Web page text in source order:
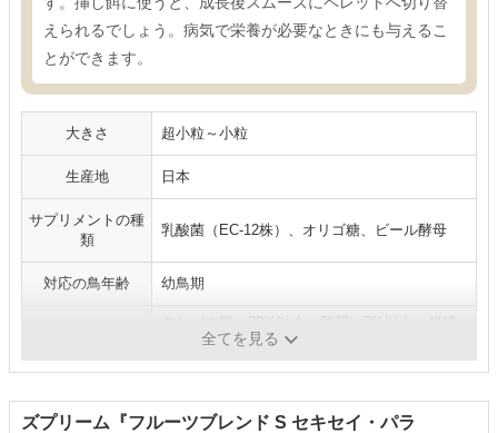
えられるでしょう。病気で栄養が必要なときにも与えるこ
とができます。
大きさ 超小粒～小粒
生産地 日本
サプリメントの種
類
乳酸菌（EC-12株）、オリゴ糖、ビール酵母
対応の鳥年齢 幼鳥期
維：5%以下、水分：10%以下など
全てを見る
ズプリーム『フルーツブレンド S セキセイ・パラ